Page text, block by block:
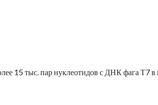
15 тыс. пар нуклеотидов с ДНК фага Т7 в